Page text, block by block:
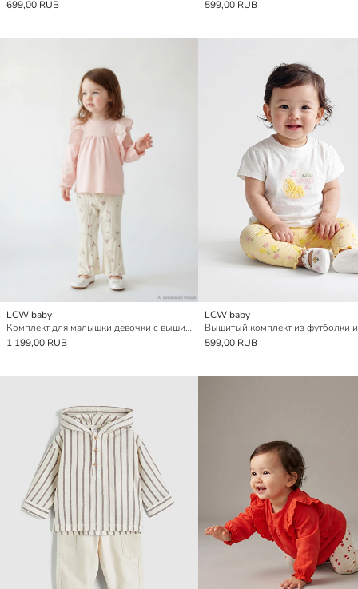
699,00 RUB 599,00 RUB
LCW baby
Комплект для малышки девочки с вышитыми деталями
1 199,00 RUB
LCW baby
599,00 RUB